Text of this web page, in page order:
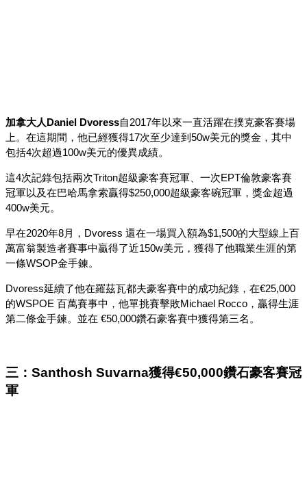
加拿大人Daniel Dvoress自2017年以來一直活躍在撲克豪客賽場
上。在這期間，他已經獲得17次至少達到50w美元的獎金，其中
包括4次超過100w美元的優異成績。
這4次記錄包括兩次Triton超級豪客賽冠軍、一次EPT倫敦豪客賽
冠軍以及在巴哈馬拿索贏得$250,000超級豪客碗冠軍，獎金超過
400w美元。
早在2020年8月，Dvoress 還在一場買入額為$1,500的大型線上百
萬富翁製造者賽事中贏得了近150w美元，獲得了他職業生涯的第
一條WSOP金手鍊。
Dvoress延續了他在羅茲瓦都夫豪客賽中的成功紀錄，在€25,000
的WSPOE 百萬賽事中，他單挑賽擊敗Michael Rocco，贏得生涯
第二條金手鍊。並在 €50,000鑽石豪客賽中獲得第三名。
三：Santhosh Suvarna獲得€50,000鑽石豪客賽冠
軍